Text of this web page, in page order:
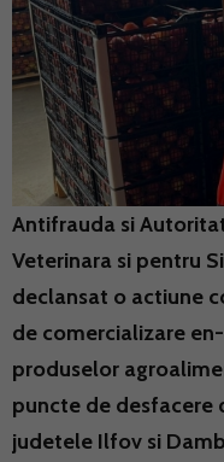
Antifrauda si
Veterinara si pentru
declansat o actiune
de comercializare
produselor
puncte de desfacere
judetele Ilfov si